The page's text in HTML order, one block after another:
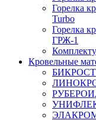
Горелка
Turbo
Горелка
ГРЖ-1
Кровельные
БИКРОСТ